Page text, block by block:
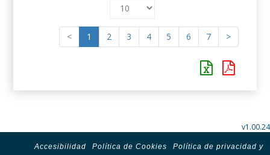
< 1 2 3 4 5 6 7 >
v1.00.24
Accesibilidad Política de Cookies
Política de privacidad y